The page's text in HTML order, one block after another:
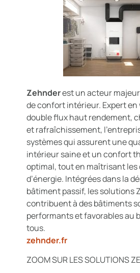
Zehnderest un acteur
de confort intérieur. Expert
double flux hautrendement,
etrafraîchissement,
systèmes qui assurent une
intérieur saine et un confort
optimal, tout en maîtrisant
d’énergie. Intégrées dans la
bâtiment passif, les solutions
contribuent à des bâtiments
performants et favorables au
tous.
zehnder.fr
ZOOM SUR LES SOLUTIONS